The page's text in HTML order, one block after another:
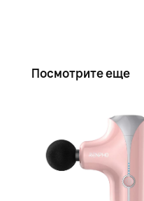
Посмотрите еще